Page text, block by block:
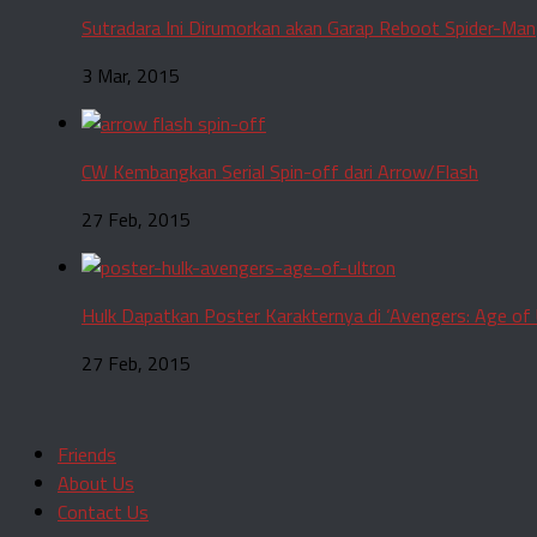
Sutradara Ini Dirumorkan akan Garap Reboot Spider-Man
3 Mar, 2015
CW Kembangkan Serial Spin-off dari Arrow/Flash
27 Feb, 2015
Hulk Dapatkan Poster Karakternya di ‘Avengers: Age of
27 Feb, 2015
Friends
About Us
Contact Us